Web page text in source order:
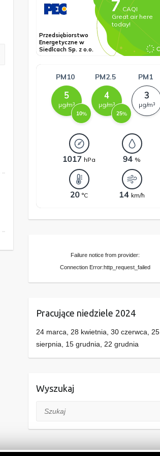
Failure notice from provider:
Connection Error:http_request_failed
Pracujące niedziele 2024
24 marca, 28 kwietnia, 30 czerwca, 25
sierpnia, 15 grudnia, 22 grudnia
Wyszukaj
Szukaj